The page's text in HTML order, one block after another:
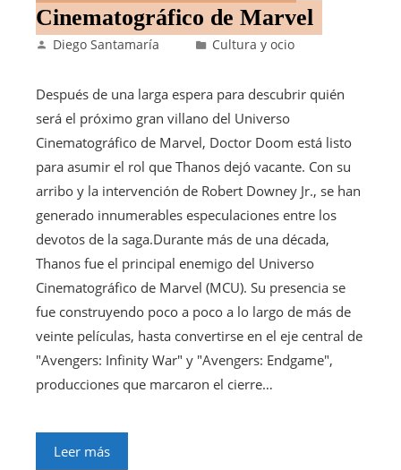
Cinematográfico de Marvel
Diego Santamaría Cultura y ocio
Después de una larga espera para descubrir quién
será el próximo gran villano del Universo
Cinematográfico de Marvel, Doctor Doom está listo
para asumir el rol que Thanos dejó vacante. Con su
arribo y la intervención de Robert Downey Jr., se han
generado innumerables especulaciones entre los
devotos de la saga.Durante más de una década,
Thanos fue el principal enemigo del Universo
Cinematográfico de Marvel (MCU). Su presencia se
fue construyendo poco a poco a lo largo de más de
veinte películas, hasta convertirse en el eje central de
"Avengers: Infinity War" y "Avengers: Endgame",
producciones que marcaron el cierre…
Leer más